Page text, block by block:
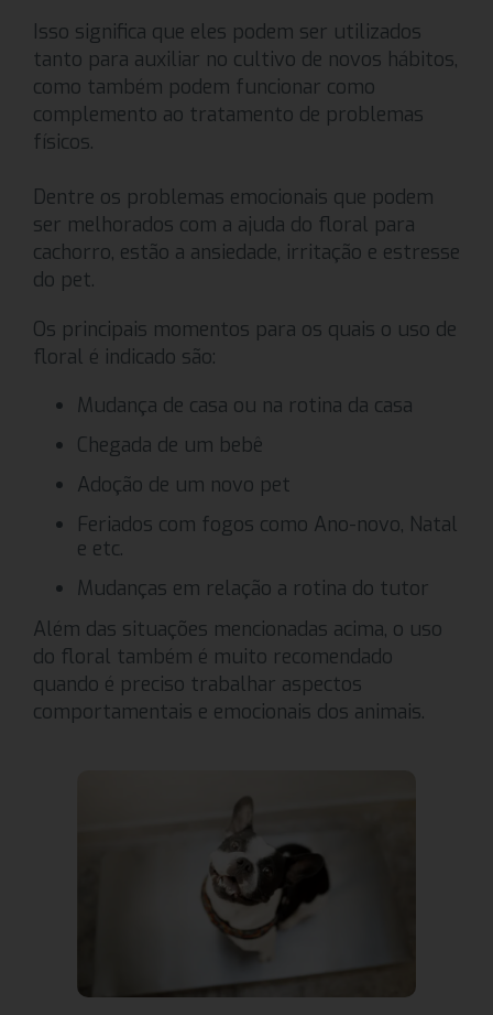
Isso significa que eles podem ser utilizados
tanto para auxiliar no cultivo de novos hábitos,
como também podem funcionar como
complemento ao tratamento de problemas
físicos.
Dentre os problemas emocionais que podem
ser melhorados com a ajuda do floral para
cachorro, estão a ansiedade, irritação e estresse
do pet.
Os principais momentos para os quais o uso de
floral é indicado são:
Mudança de casa ou na rotina da casa
Chegada de um bebê
Adoção de um novo pet
Feriados com fogos como Ano-novo, Natal
e etc.
Mudanças em relação a rotina do tutor
Além das situações mencionadas acima, o uso
do floral também é muito recomendado
quando é preciso trabalhar aspectos
comportamentais e emocionais dos animais.